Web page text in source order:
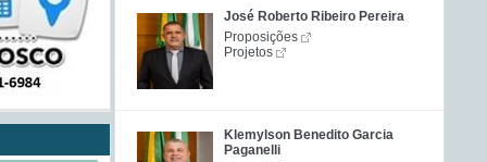
José Roberto Ribeiro Pereira
Proposições
Projetos
Klemylson Benedito Garcia
Paganelli